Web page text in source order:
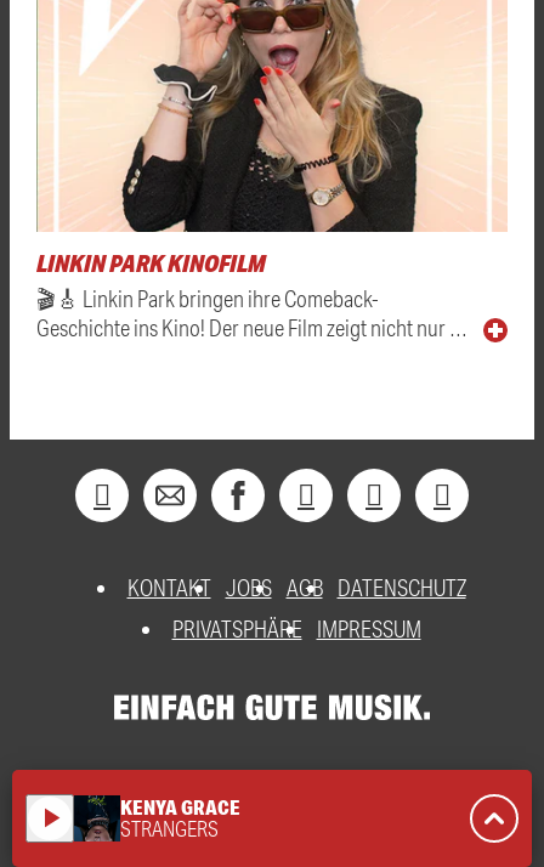
LINKIN PARK KINOFILM
🎬🎸 Linkin Park bringen ihre Comeback-
Geschichte ins Kino! Der neue Film zeigt nicht nur …
KONTAKT JOBS AGB DATENSCHUTZ
PRIVATSPHÄRE
IMPRESSUM
play_arrow KENYA GRACE
STRANGERS